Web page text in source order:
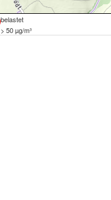
belastet
> 50 µg/m³